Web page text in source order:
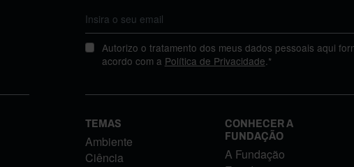
Autorizo o tratamento dos meus dados pessoais aqui
acordo com a Política de Privacidade.*
TEMAS
Ambiente
Ciência
CONHECER A
FUNDAÇÃO
A Fundação